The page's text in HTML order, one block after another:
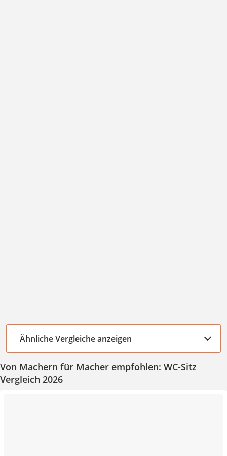
Ähnliche Vergleiche anzeigen
Von Machern für Macher empfohlen: WC-Sitz
Vergleich 2026